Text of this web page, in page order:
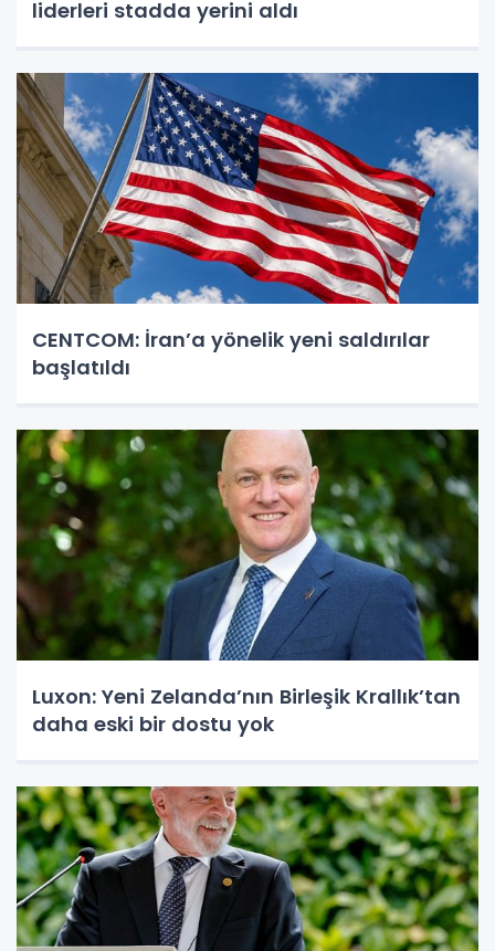
liderleri stadda yerini aldı
CENTCOM: İran’a yönelik yeni saldırılar
başlatıldı
Luxon: Yeni Zelanda’nın Birleşik Krallık’tan
daha eski bir dostu yok